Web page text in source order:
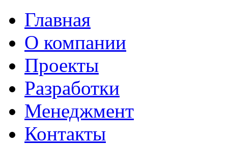
Главная
О компании
Проекты
Разработки
Менеджмент
Контакты